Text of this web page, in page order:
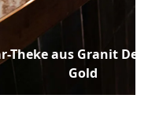
Theke aus Granit
Gold